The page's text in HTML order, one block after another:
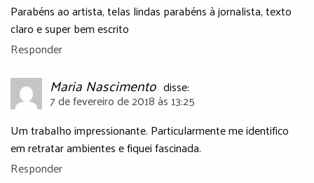
Parabéns ao artista, telas lindas parabéns à jornalista, texto
claro e super bem escrito
Responder
Maria Nascimento disse:
7 de fevereiro de 2018 às 13:25
Um trabalho impressionante. Particularmente me identifico
em retratar ambientes e fiquei fascinada.
Responder